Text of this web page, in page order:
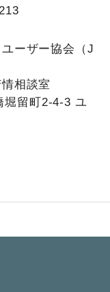
ーザー協会（J
相談室
留町2-4-3 ユ